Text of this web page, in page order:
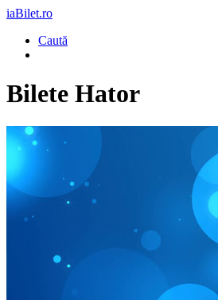
iaBilet.ro
Caută
Bilete Hator